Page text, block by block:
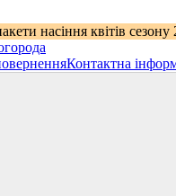
насіння квітів сезону
Контактна